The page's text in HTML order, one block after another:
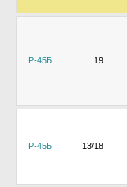
Р-45Б 19
Р-45Б 13/18